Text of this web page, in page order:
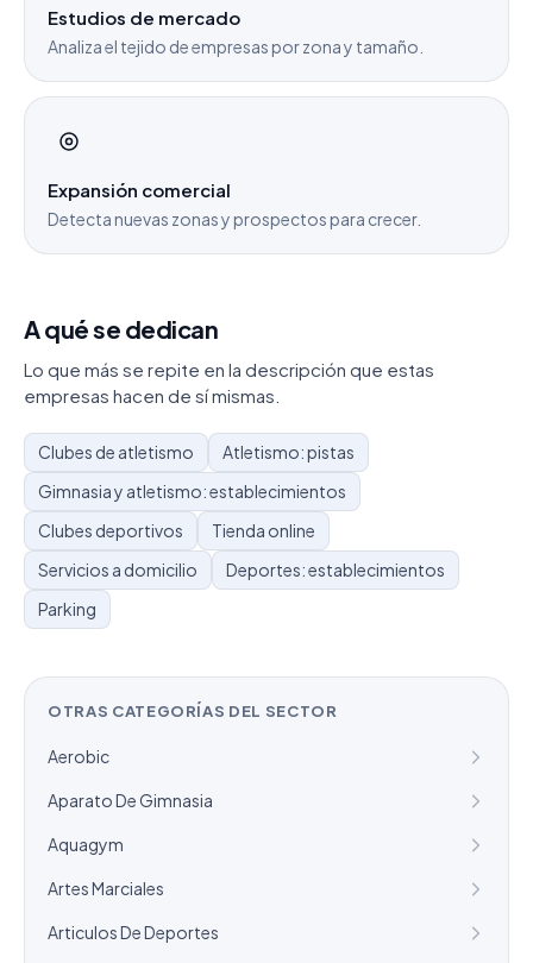
Estudios de mercado
Analiza el tejido de empresas por zona y tamaño.
Expansión comercial
Detecta nuevas zonas y prospectos para crecer.
A qué se dedican
Lo que más se repite en la descripción que estas
empresas hacen de sí mismas.
Clubes de atletismo
Atletismo: pistas
Gimnasia y atletismo: establecimientos
Clubes deportivos
Tienda online
Servicios a domicilio
Deportes: establecimientos
Parking
OTRAS CATEGORÍAS DEL SECTOR
Aerobic
Aparato De Gimnasia
Aquagym
Artes Marciales
Articulos De Deportes